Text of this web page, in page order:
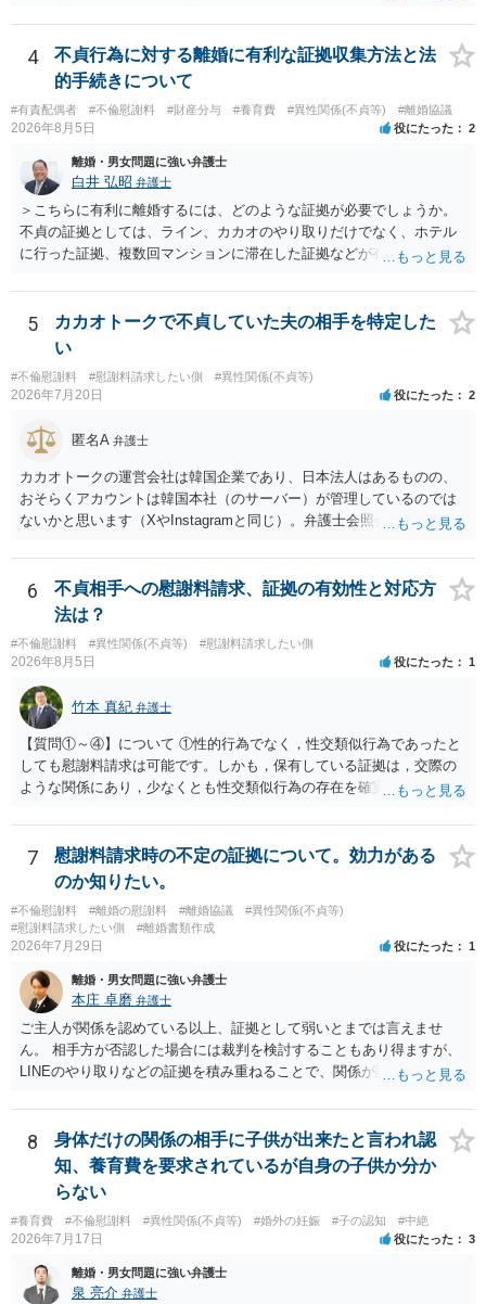
ントは以下の通りです。 ・金銭のやり取りや返済の約束は絶対にしな
い（免責された借金を任意でも支払ってしまうとトラブルの元になり
ます） ・過去のDVや過剰請求の経緯を踏まえ、相手の感情に流されな
い ・予定通り毅然とした態度で距離を置く 法律上の制限はないもの
の、ご自身の生活と精神的な安定を守るためにも、お互いに距離を置
くというご判断は非常に賢明かと思います。
4
不貞行為に対する離婚に有利な証拠収集方法と法
的手続きについて
#有責配偶者 #不倫慰謝料 #財産分与 #養育費 #異性関係(不貞等) #離婚協議
2026年8月5日 役にたった 2
離婚・男女問題に強い弁護士
白井 弘昭 弁護士
＞こちらに有利に離婚するには、どのような証拠が必要でしょうか。
不貞の証拠としては、ライン、カカオのやり取りだけでなく、ホテル
に行った証拠、複数回マンションに滞在した証拠などが有効です。 不
婚する、慰謝料をとるなど）ことができると思われます。 ただし、不
貞発覚後、長期間同居を続けると、不貞を許したとの評価につながる
場合がありますので、ご注意ください。 以上、ご参考まで。
5
カカオトークで不貞していた夫の相手を特定した
い
#不倫慰謝料 #慰謝料請求したい側 #異性関係(不貞等)
2026年7月20日 役にたった 2
匿名A 弁護士
カカオトークの運営会社は韓国企業であり、日本法人はあるものの、
おそらくアカウントは韓国本社（のサーバー）が管理しているのでは
ないかと思います（XやInstagramと同じ）。弁護士会照会は日本法に
対する照会は基本的にできないと解されています（弁護士会によって
は例外的に認める扱いもありますが、かなり限定されているので一般
的ではないでしょう）。もし韓国本社がアカウント管理をしているな
ら、日本法人へ送っても「ウチでは管理していない」という回答にな
ります。 個人で直接他人のID情報の開示を求めても拒否されるでしょ
う。
6
不貞相手への慰謝料請求、証拠の有効性と対応方
法は？
#不倫慰謝料 #異性関係(不貞等) #慰謝料請求したい側
2026年8月5日 役にたった 1
竹本 真紀 弁護士
【質問①～④】について ①性的行為でなく，性交類似行為であったと
しても慰謝料請求は可能です。しかも，保有している証拠は，交際の
ような関係にあり，少なくとも性交類似行為の存在を確実に証明でき
ことを窺わせるものです。）。ですから，慰謝料請求を進めることで
よいと思います。 ただ．慰謝料額については，婚姻破綻に至っていな
いとして，この点を考慮されることになるかもしれません。 ②夫との
今後のことを考えて書いてもらうか否かを検討するのがよいと思いま
す。今ある証拠以上のことを証明（証明力を強めることも含む）でき
るのであれば，前向きに検討を進めるという考え方でもよいでしょ
値と夫との関係との均衡のように思います。 ③行政書士に委任をして
いるのであれば，どのような内容の委任なのか不明ですが，その行政
書士との協議になると思います。請求するか，訴訟にするか，その点
の見極めや，相手方は性交類似行為は認めているのか，それさえも否
定しているのかによって，考え方・進め方は変わってくると思いま
あれば，本人（行政書士でも同じだと思います。）への対応ではあま
り変わらないように思います。減額で折り合えるなら本人様の交渉で
もよいように思いますが，ゼロかどうかの観点であれば，訴訟に進む
しかなくなるようにも思います。そうしますと，お近くの弁護士に相
談して進めることを検討した方がよいようにも思います。
7
慰謝料請求時の不定の証拠について。効力がある
のか知りたい。
#不倫慰謝料 #離婚の慰謝料 #離婚協議
#異性関係(不貞等)
#慰謝料請求したい側
#離婚書類作成
2026年7月29日 役にたった 1
離婚・男女問題に強い弁護士
本庄 卓磨 弁護士
ご主人が関係を認めている以上、証拠として弱いとまでは言えませ
ん。 相手方が否認した場合には裁判を検討することもあり得ますが、
LINEのやり取りなどの証拠を積み重ねることで、関係が認定される余
個別の事情によりますので、お早めに弁護士に相談されることをおす
すめします。
8
身体だけの関係の相手に子供が出来たと言われ認
知、養育費を要求されているが自身の子供か分か
らない
#養育費 #不倫慰謝料 #異性関係(不貞等) #婚外の妊娠 #子の認知 #中絶
2026年7月17日 役にたった 3
離婚・男女問題に強い弁護士
泉 亮介 弁護士